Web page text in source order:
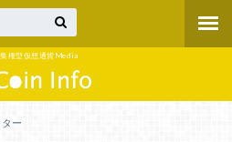
権型仮想通貨Media
ー